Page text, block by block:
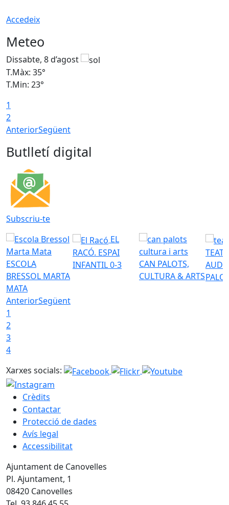
Accedeix
Meteo
Dissabte, 8 d’agost
T.Màx: 35°
T.Min: 23°
1
2
AnteriorSegüent
Butlletí digital
Subscriu-te
ESCOLA
BRESSOL MARTA
MATA
EL
RACÓ. ESPAI
INFANTIL 0-3
CAN PALOTS,
CULTURA & ARTS
AnteriorSegüent
1
2
3
4
Xarxes socials:
Crèdits
Contactar
Protecció de dades
Avís legal
Accessibilitat
Ajuntament de Canovelles
Pl. Ajuntament, 1
08420 Canovelles